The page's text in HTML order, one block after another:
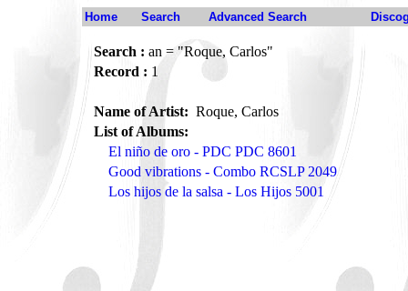
Home Search Advanced Search
Search : an = "Roque, Carlos"
Record : 1
Name of Artist: Roque, Carlos
List of Albums:
El niño de oro - PDC PDC 8601
Good vibrations - Combo RCSLP 2049
Los hijos de la salsa - Los Hijos 5001